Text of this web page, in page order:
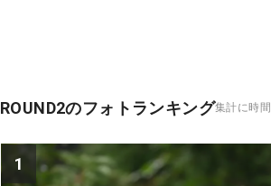
ROUND2のフォトランキング集計に時
1